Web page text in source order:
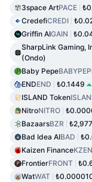
3space ArtPACE
CredefiCREDI
Griffin AIGAIN
SharpLink Gaming,
(Ondo)
Baby Pepe
ENDEND ₺0.1449
ISLAND Token
NitroNITRO
BazaarsBZR
Bad Idea AIBAD
Kaizen FinanceKZEN
FrontierFRONT
WatWAT